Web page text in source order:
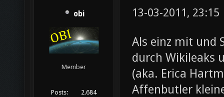
obi
Member
Posts:
2.684
13-03-2011, 23:15
Als einz mit und
durch Wikileaks
(aka. Erica
Affenbutler